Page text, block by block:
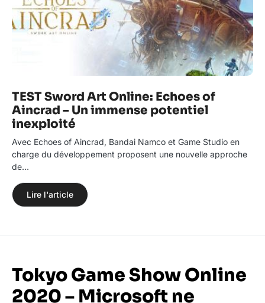
TEST Sword Art Online: Echoes of
Aincrad – Un immense potentiel
inexploité
Avec Echoes of Aincrad, Bandai Namco et Game Studio en
charge du développement proposent une nouvelle approche
de…
Lire l'article
Tokyo Game Show Online
2020 – Microsoft ne